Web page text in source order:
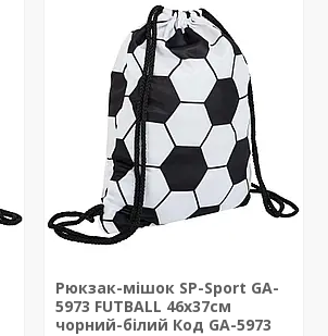
Рюкзак-мішок SP-Sport GA-
5973 FUTBALL 46х37см
чорний-білий Код GA-5973